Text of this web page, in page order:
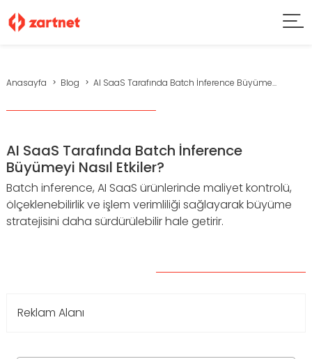
Anasayfa Blog AI SaaS Tarafında Batch İnference Büyüme...
AI SaaS Tarafında Batch İnference
Büyümeyi Nasıl Etkiler?
Batch inference, AI SaaS ürünlerinde maliyet kontrolü,
ölçeklenebilirlik ve işlem verimliliği sağlayarak büyüme
stratejisini daha sürdürülebilir hale getirir.
Reklam Alanı